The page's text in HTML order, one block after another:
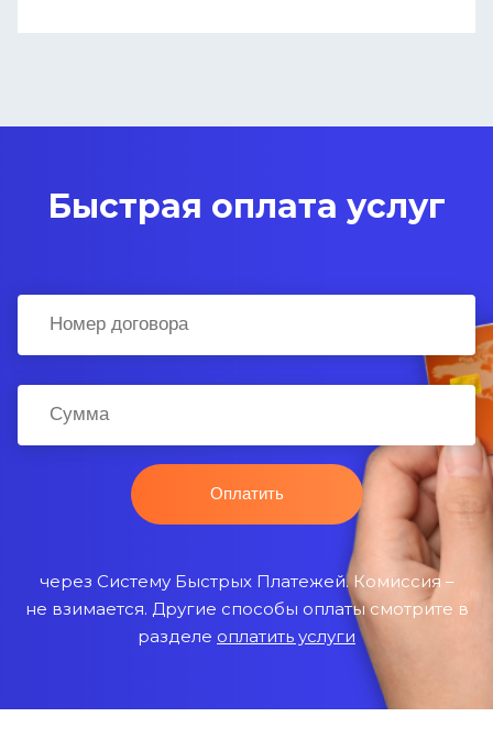
Быстрая оплата услуг
через Систему Быстрых Платежей. Комиссия –
не взимается. Другие способы оплаты смотрите в
разделе оплатить услуги